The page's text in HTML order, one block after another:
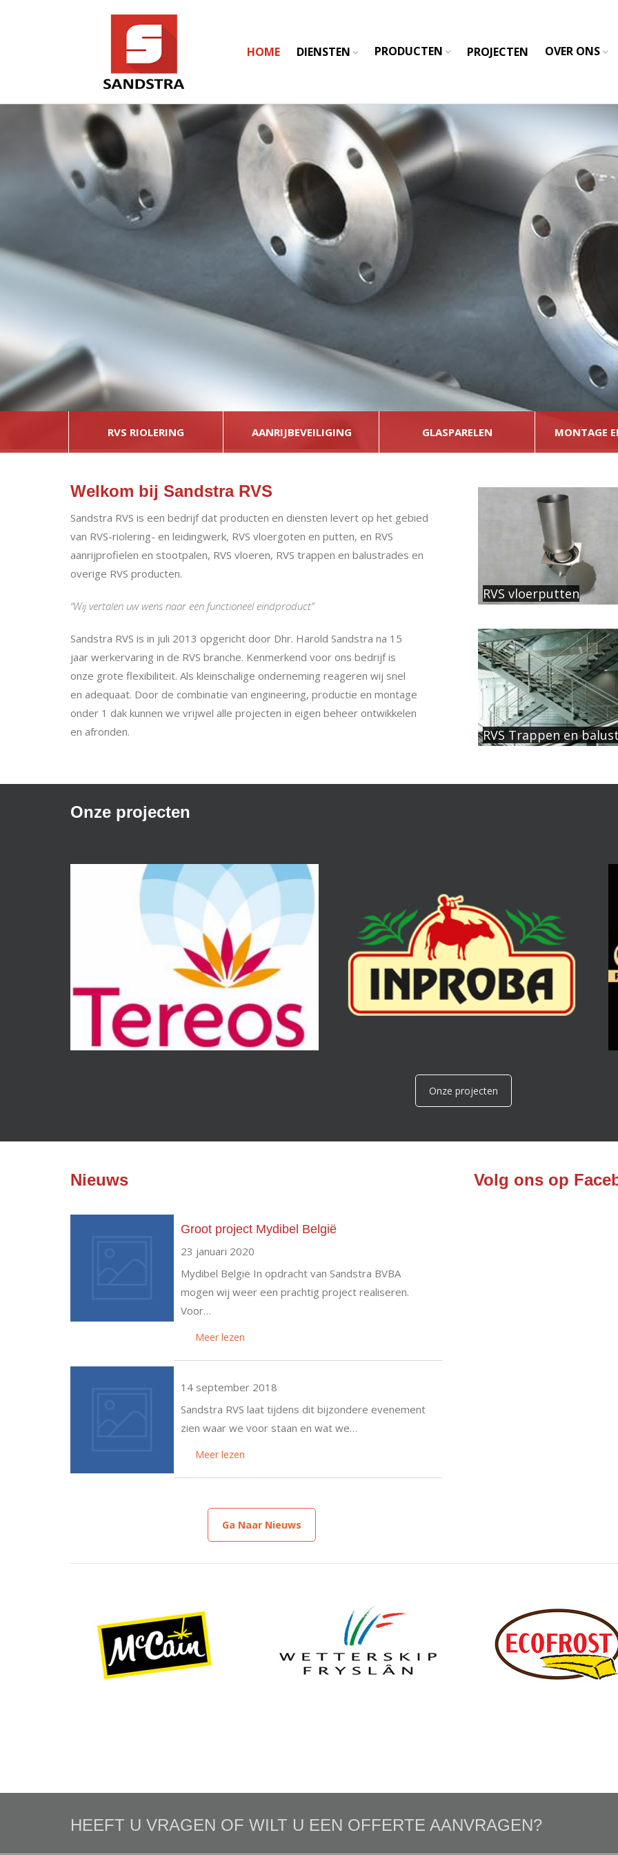
HOME DIENSTEN PRODUCTEN PROJECTEN OVER ONS
RVS RIOLERING AANRIJBEVEILIGING GLASPARELEN MONTAGE
Welkom bij Sandstra RVS
Sandstra RVS is een bedrijf dat producten en diensten levert op het gebied
van RVS-riolering- en leidingwerk, RVS vloergoten en putten, en RVS
aanrijprofielen en stootpalen, RVS vloeren, RVS trappen en balustrades en
overige RVS producten.
“Wij vertalen uw wens naar een functioneel eindproduct”
Sandstra RVS is in juli 2013 opgericht door Dhr. Harold Sandstra na 15
jaar werkervaring in de RVS branche. Kenmerkend voor ons bedrijf is
onze grote flexibiliteit. Als kleinschalige onderneming reageren wij snel
en adequaat. Door de combinatie van engineering, productie en montage
onder 1 dak kunnen we vrijwel alle projecten in eigen beheer ontwikkelen
en afronden.
RVS vloerputten
RVS Trappen en
Onze projecten
VANDERHAEGEN
POTATOES
Onze projecten
Nieuws
Groot project Mydibel België
23 januari 2020
Mydibel België In opdracht van Sandstra BVBA
mogen wij weer een prachtig project realiseren.
Voor…
Meer lezen
14 september 2018
Sandstra RVS laat tijdens dit bijzondere evenement
zien waar we voor staan en wat we…
Meer lezen
Ga Naar Nieuws
Volg ons op
HEEFT U VRAGEN OF WILT U EEN OFFERTE AANVRAGEN?